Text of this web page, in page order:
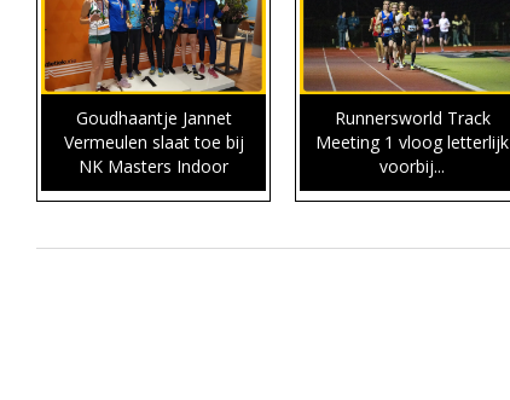
Goudhaantje Jannet
Vermeulen slaat toe bij
NK Masters Indoor
Runnersworld Track
Meeting 1 vloog letterlijk
voorbij...